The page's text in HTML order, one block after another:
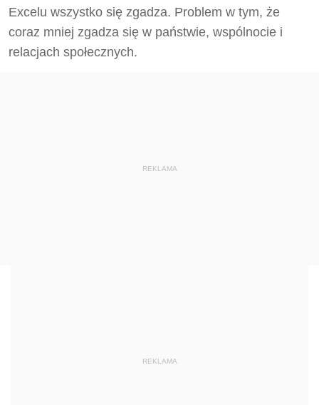
Excelu wszystko się zgadza. Problem w tym, że
coraz mniej zgadza się w państwie, wspólnocie i
relacjach społecznych.
REKLAMA
REKLAMA